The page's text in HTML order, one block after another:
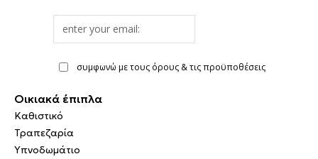
συμφωνώ με τους όρους & τις προϋποθέσεις
Οικιακά έπιπλα
Καθιστικό
Τραπεζαρία
Υπνοδωμάτιο